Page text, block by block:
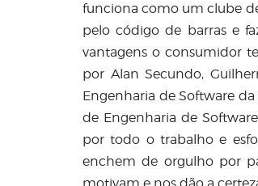
funciona como um clube
pelo código de barras e
vantagens o consumidor
por Alan Secundo,
Engenharia de Software
de Engenharia de
por todo o trabalho e
enchem de orgulho por